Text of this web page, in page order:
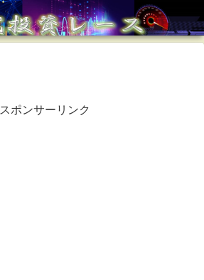
スポンサーリンク